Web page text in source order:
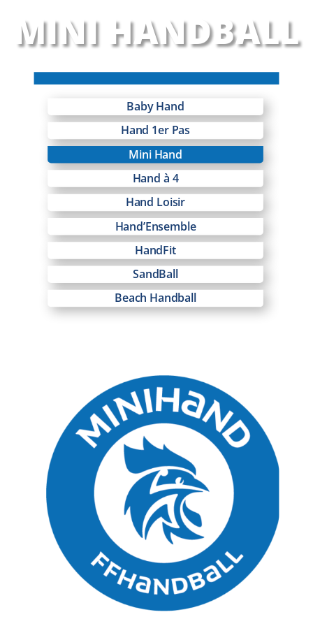
MINI HANDBALL
Baby Hand
Hand 1er Pas
Mini Hand
Hand à 4
Hand Loisir
Hand’Ensemble
HandFit
SandBall
Beach Handball